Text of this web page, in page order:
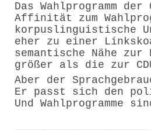
Das Wahlprogramm
Affinität zum
korpuslinguistische
eher zu einer
semantische Nähe
größer als die zur
Aber der
Er passt sich den
Und Wahlprogramme